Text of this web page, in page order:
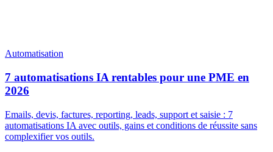
Automatisation
7 automatisations IA rentables pour une PME en
2026
Emails, devis, factures, reporting, leads, support et saisie : 7
automatisations IA avec outils, gains et conditions de réussite sans
complexifier vos outils.